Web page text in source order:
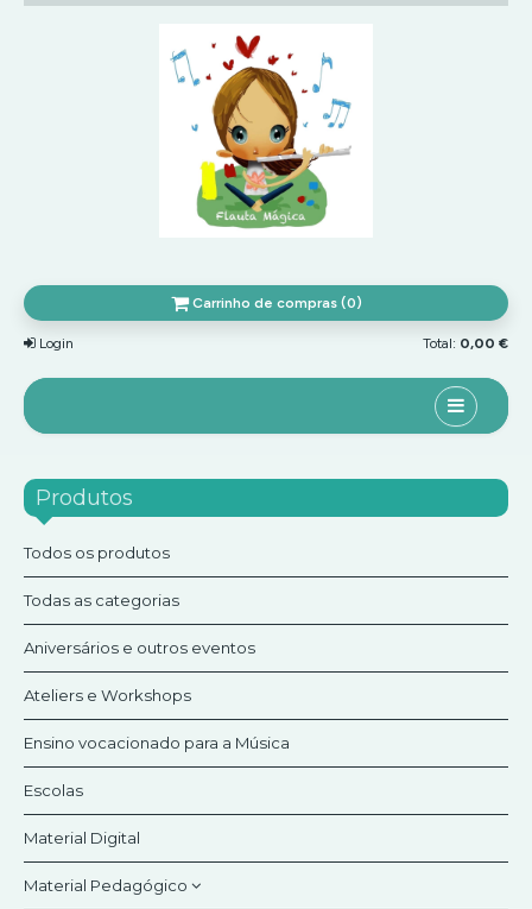
Carrinho de compras (0)
Login Total: 0,00 €
Site
Contactos
Política de Privacidade e cookies
Termos e Condições
Pesquisar
Produtos
Todos os produtos
Todas as categorias
Aniversários e outros eventos
Ateliers e Workshops
Ensino vocacionado para a Música
Escolas
Material Digital
Material Pedagógico